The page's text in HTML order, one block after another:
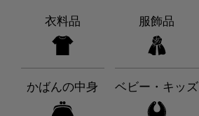
衣料品 服飾品
かばんの中身 ベビー・キッズ